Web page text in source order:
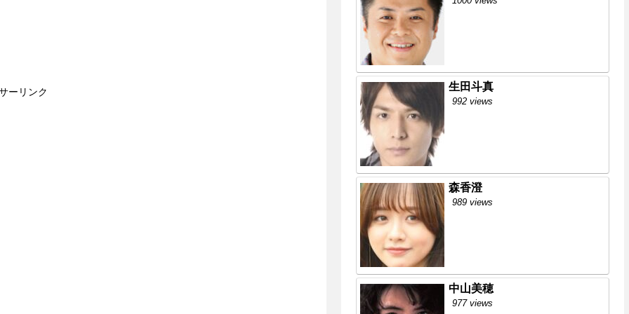
ーリンク 生田斗真
992 views
森香澄
989 views
中山美穂
977 views